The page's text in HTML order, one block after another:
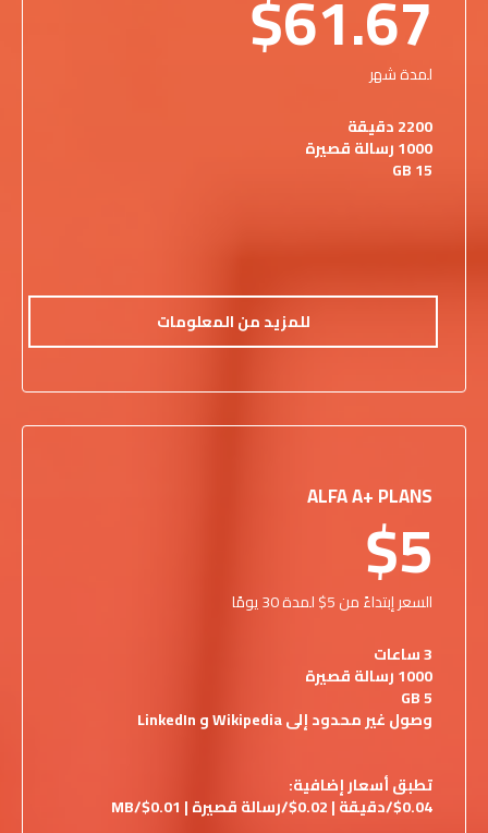
لمدة شهر
2200 دقيقة
1000 رسالة قصيرة
15 GB
للمزيد من المعلومات
ALFA A+ PLANS
$5
السعر إبتداءً من 5$ لمدة 30 يومًا
3 ساعات
1000 رسالة قصيرة
5 GB
وصول غير محدود إلى Wikipedia و LinkedIn
تطبق أسعار إضافية:
$0.04/دقيقة | 0.02$/رسالة قصيرة | 0.01$/MB